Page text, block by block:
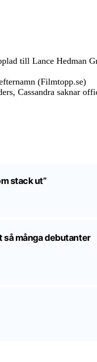
till Lance Hedman
(Filmtopp.se)
Cassandra saknar
stack ut”
så många debutanter